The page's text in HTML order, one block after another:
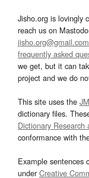
Jisho.org is lovingly
reach us on
jisho.org@gmail.com
frequently asked
we get, but it can
project and we do
This site uses the
dictionary files.
Dictionary
conformance with
Example sentences
underCreative